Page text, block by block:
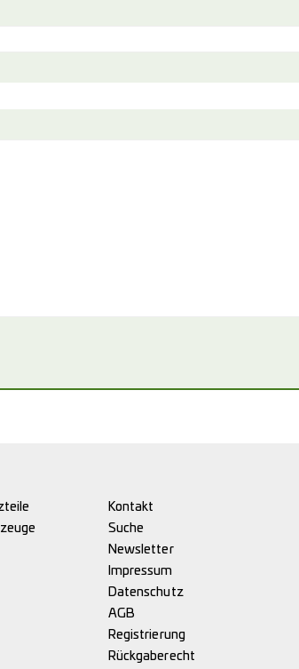
Kontakt
Suche
Newsletter
Impressum
Datenschutz
AGB
Registrierung
Rückgaberecht